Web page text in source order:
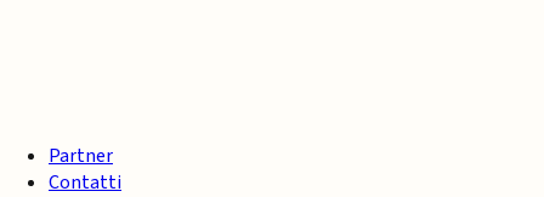
Partner
Contatti